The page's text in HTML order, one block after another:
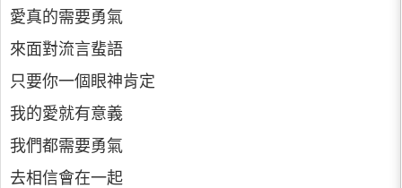
愛真的需要勇氣
來面對流言蜚語
只要你一個眼神肯定
我的愛就有意義
我們都需要勇氣
去相信會在一起